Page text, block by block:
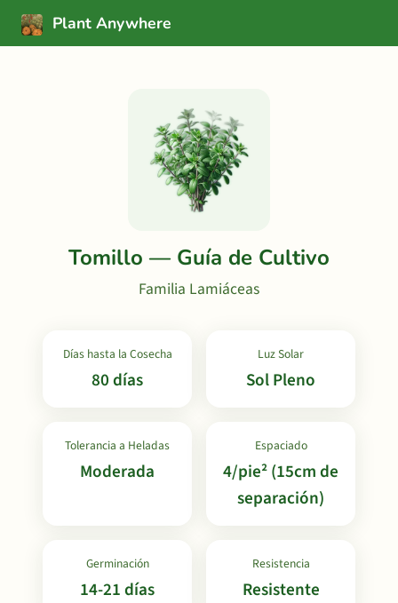
Plant Anywhere
Tomillo — Guía de Cultivo
Familia Lamiáceas
Días hasta la Cosecha
80 días
Luz Solar
Sol Pleno
Tolerancia a Heladas
Moderada
Espaciado
4/pie² (15cm de
separación)
Germinación
14-21 días
Resistencia
Resistente